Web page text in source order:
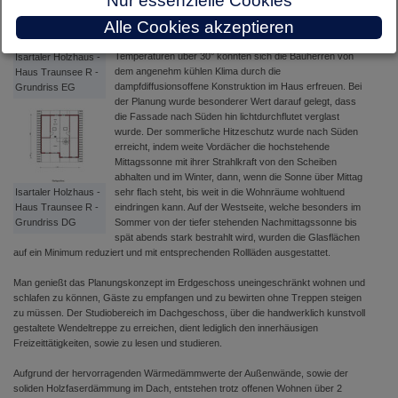
Isartaler Holzhaus -
Haus Traunsee R -
Grundriss EG
Isartaler Holzhaus -
Haus Traunsee R -
Grundriss DG
Bereits im ersten, sehr heißen trockenen Sommer mit
Temperaturen über 30° konnten sich die Bauherren von
dem angenehm kühlen Klima durch die
dampfdiffusionsoffene Konstruktion im Haus erfreuen. Bei
der Planung wurde besonderer Wert darauf gelegt, dass
die Fassade nach Süden hin lichtdurchflutet verglast
wurde. Der sommerliche Hitzeschutz wurde nach Süden
erreicht, indem weite Vordächer die hochstehende
Mittagssonne mit ihrer Strahlkraft von den Scheiben
abhalten und im Winter, dann, wenn die Sonne über Mittag
sehr flach steht, bis weit in die Wohnräume wohltuend
eindringen kann. Auf der Westseite, welche besonders im
Sommer von der tiefer stehenden Nachmittagssonne bis
spät abends stark bestrahlt wird, wurden die Glasflächen
auf ein Minimum reduziert und mit entsprechenden Rollläden ausgestattet.
Man genießt das Planungskonzept im Erdgeschoss uneingeschränkt wohnen und
schlafen zu können, Gäste zu empfangen und zu bewirten ohne Treppen steigen
zu müssen. Der Studiobereich im Dachgeschoss, über die handwerklich kunstvoll
gestaltete Wendeltreppe zu erreichen, dient lediglich den innerhäusigen
Freizeittätigkeiten, sowie zu lesen und studieren.
Aufgrund der hervorragenden Wärmedämmwerte der Außenwände, sowie der
soliden Holzfaserdämmung im Dach, entstehen trotz offenen Wohnen über 2
Alle Cookies akzeptieren